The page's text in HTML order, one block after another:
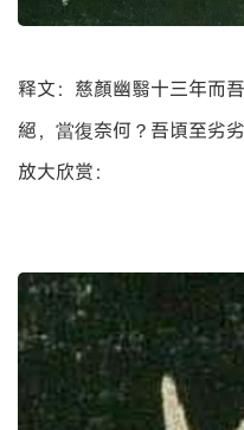
释文：慈顏幽翳十三年而
絕，當復奈何？吾頃至劣
放大欣赏：